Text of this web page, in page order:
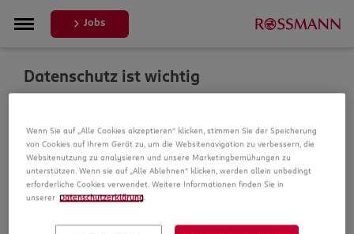
Jobs
Datenschutz ist wichtig
verarbeiten wir Daten von Ihnen. In unseren
Datenschutzbestimmungen informieren wir Sie über die
Datenspeicherung und Ihre Rechte, bevor Sie mit Ihrer
Bewerbung fortfahren.
Wenn Sie auf „Alle Cookies akzeptieren“ klicken, stimmen Sie der Speicherung
von Cookies auf Ihrem Gerät zu, um die Websitenavigation zu verbessern, die
Websitenutzung zu analysieren und unsere Marketingbemühungen zu
unterstützen. Wenn sie auf „Alle Ablehnen“ klicken, werden allein unbedingt
erforderliche Cookies verwendet. Weitere Informationen finden Sie in
unserer Datenschutzerklärung